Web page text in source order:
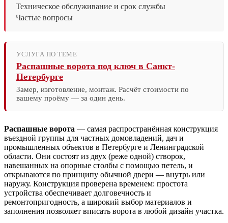
Техническое обслуживание и срок службы
Частые вопросы
УСЛУГА ПО ТЕМЕ
Распашные ворота под ключ в Санкт-
Петербурге
Замер, изготовление, монтаж. Расчёт стоимости по
вашему проёму — за один день.
Распашные ворота — самая распространённая конструкция
въездной группы для частных домовладений, дач и
промышленных объектов в Петербурге и Ленинградской
области. Они состоят из двух (реже одной) створок,
навешанных на опорные столбы с помощью петель, и
открываются по принципу обычной двери — внутрь или
наружу. Конструкция проверена временем: простота
устройства обеспечивает долговечность и
ремонтопригодность, а широкий выбор материалов и
заполнения позволяет вписать ворота в любой дизайн участка.